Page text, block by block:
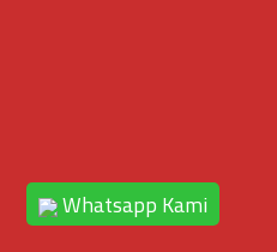
Whatsapp Kami